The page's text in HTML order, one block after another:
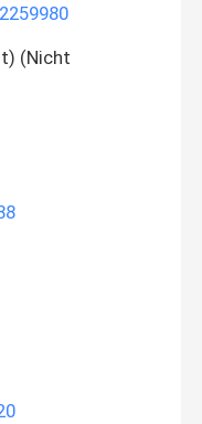
(Nicht